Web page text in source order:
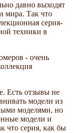
давно выходят
мира. Так что
серия-
техники в
- очень
Есть отзывы не
модели из
моделями, но
модели и
что серия, как бы